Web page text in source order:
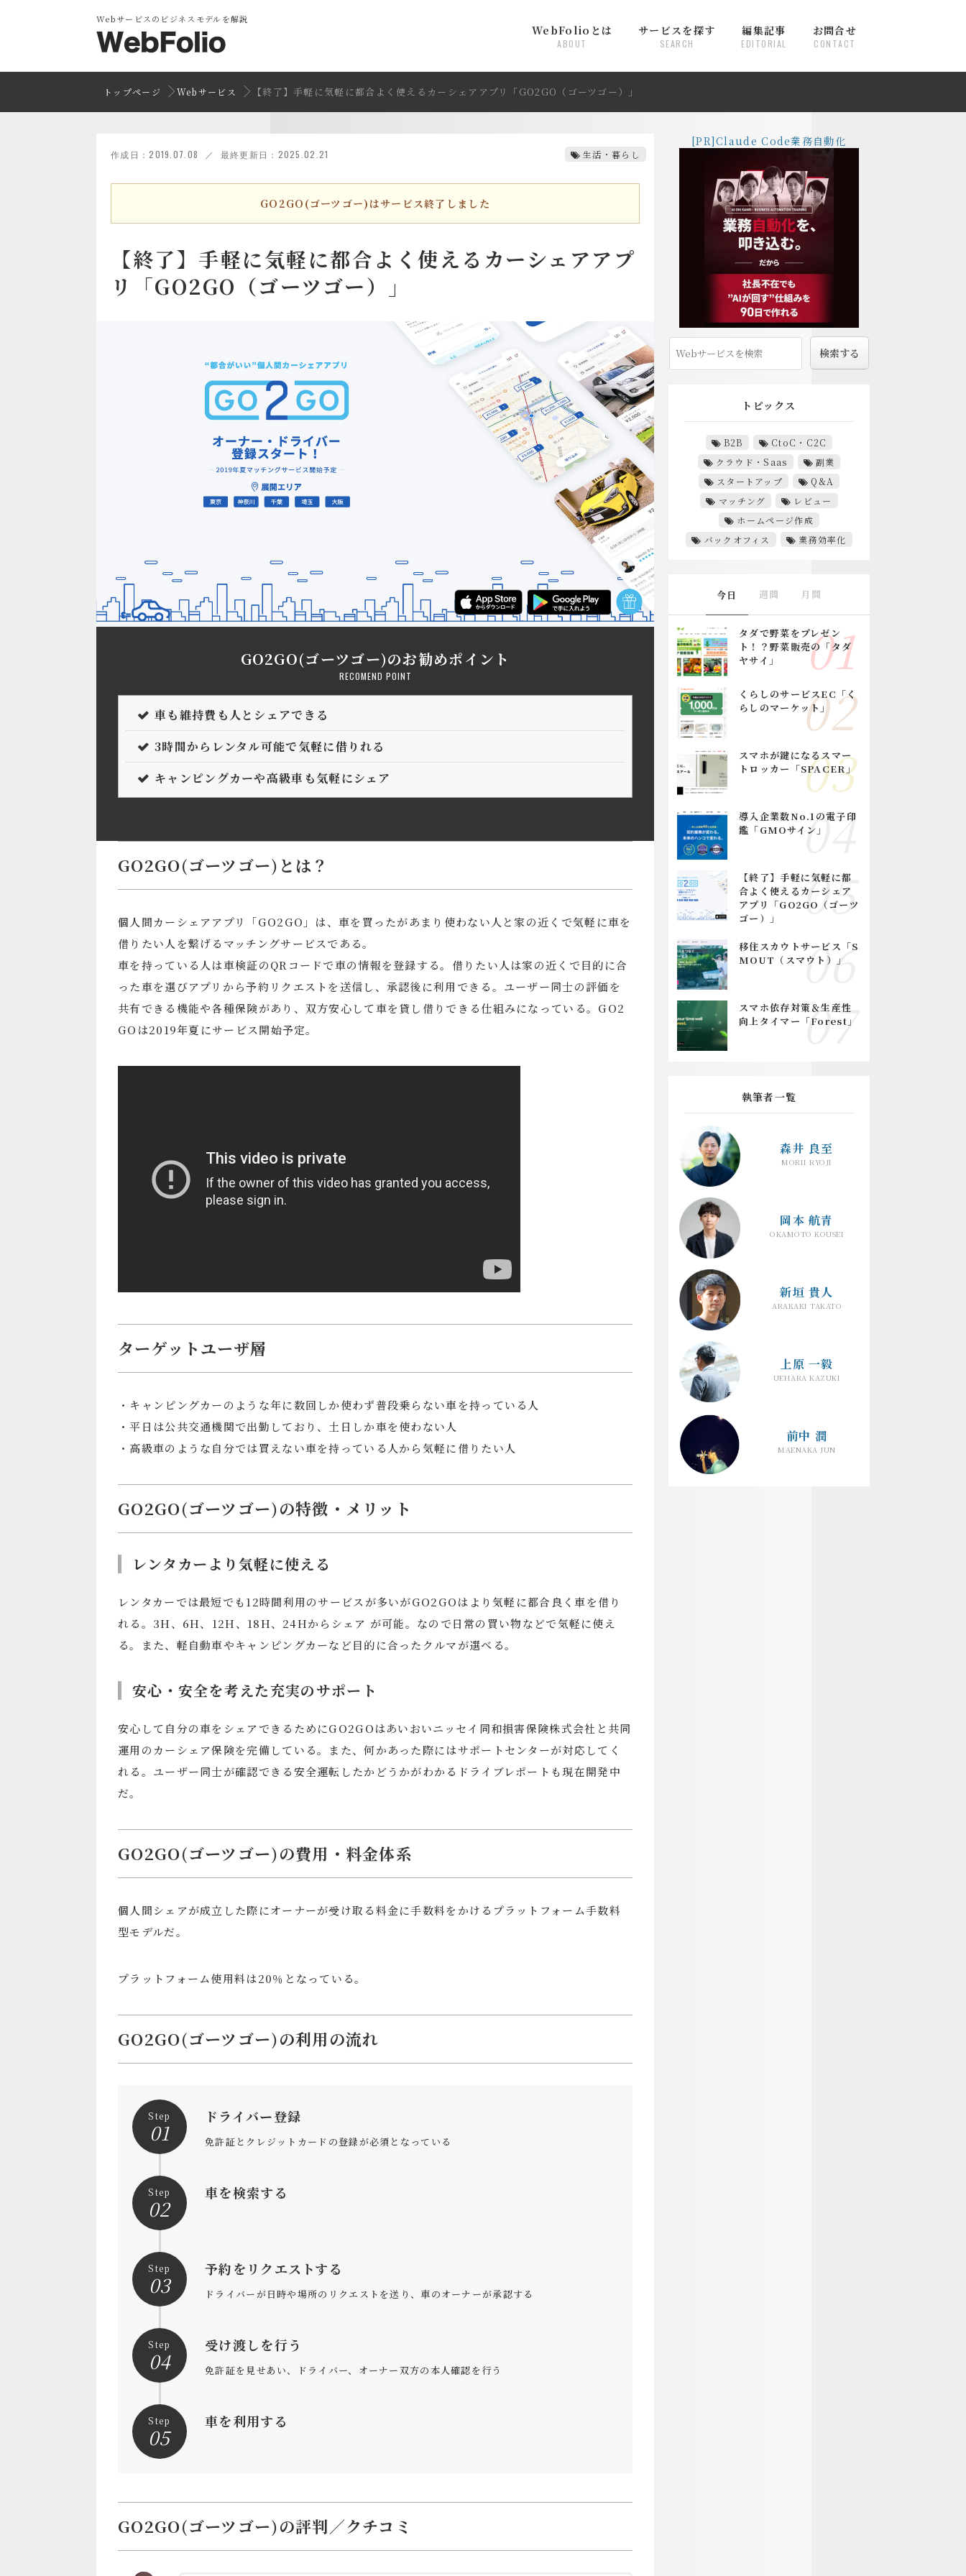
Webサービスのビジネスモデルを解説
WebFolioとは
ABOUT
サービスを探す
SEARCH
編集記事
EDITORIAL
お問合せ
CONTACT
トップページ Webサービス 【終了】手軽に気軽に都合よく使えるカーシェアアプリ「GO2GO（ゴーツゴー）」
作成日：2019.07.08 ／ 最終更新日：2025.02.21 生活・暮らし
GO2GO(ゴーツゴー)はサービス終了しました
【終了】手軽に気軽に都合よく使えるカーシェアアプ
リ「GO2GO（ゴーツゴー）」
GO2GO(ゴーツゴー)のお勧めポイント
RECOMEND POINT
車も維持費も人とシェアできる
3時間からレンタル可能で気軽に借りれる
キャンピングカーや高級車も気軽にシェア
GO2GO(ゴーツゴー)とは？
個人間カーシェアアプリ「GO2GO」は、車を買ったがあまり使わない人と家の近くで気軽に車を
借りたい人を繋げるマッチングサービスである。
車を持っている人は車検証のQRコードで車の情報を登録する。借りたい人は家の近くで目的に合
った車を選びアプリから予約リクエストを送信し、承認後に利用できる。ユーザー同士の評価を
共有できる機能や各種保険があり、双方安心して車を貸し借りできる仕組みになっている。GO2
GOは2019年夏にサービス開始予定。
ターゲットユーザ層
・キャンピングカーのような年に数回しか使わず普段乗らない車を持っている人
・平日は公共交通機関で出勤しており、土日しか車を使わない人
・高級車のような自分では買えない車を持っている人から気軽に借りたい人
GO2GO(ゴーツゴー)の特徴・メリット
レンタカーより気軽に使える
レンタカーでは最短でも12時間利用のサービスが多いがGO2GOはより気軽に都合良く車を借り
れる。3H、6H、12H、18H、24Hからシェア が可能。なので日常の買い物などで気軽に使え
る。また、軽自動車やキャンピングカーなど目的に合ったクルマが選べる。
安心・安全を考えた充実のサポート
安心して自分の車をシェアできるためにGO2GOはあいおいニッセイ同和損害保険株式会社と共同
運用のカーシェア保険を完備している。また、何かあった際にはサポートセンターが対応してく
れる。ユーザー同士が確認できる安全運転したかどうかがわかるドライブレポートも現在開発中
だ。
GO2GO(ゴーツゴー)の費用・料金体系
個人間シェアが成立した際にオーナーが受け取る料金に手数料をかけるプラットフォーム手数料
型モデルだ。
プラットフォーム使用料は20％となっている。
GO2GO(ゴーツゴー)の利用の流れ
Step
01
ドライバー登録
免許証とクレジットカードの登録が必須となっている
Step
02
車を検索する
Step
03
予約をリクエストする
ドライバーが日時や場所のリクエストを送り、車のオーナーが承認する
Step
04
受け渡しを行う
免許証を見せあい、ドライバー、オーナー双方の本人確認を行う
Step
05
車を利用する
GO2GO(ゴーツゴー)の評判／クチコミ
[PR]Claude Code業務自動化
トピックス
B2B
CtoC・C2C
クラウド・Saas
副業
スタートアップ
Q&A
マッチング
レビュー
ホームページ作成
バックオフィス
業務効率化
今日 週間 月間
タダで野菜をプレゼン
ト！？野菜販売の「タダ
ヤサイ」
くらしのサービスEC「く
らしのマーケット」
スマホが鍵になるスマー
トロッカー「SPACER」
導入企業数No.1の電子印
鑑「GMOサイン」
【終了】手軽に気軽に都
合よく使えるカーシェア
アプリ「GO2GO（ゴーツ
ゴー）」
移住スカウトサービス「S
MOUT（スマウト）」
スマホ依存対策＆生産性
向上タイマー「Forest」
執筆者一覧
森井 良至
MORII RYOJI
岡本 航青
OKAMOTO KOUSEI
新垣 貴人
ARAKAKI TAKATO
上原 一毅
UEHARA KAZUKI
前中 潤
MAENAKA JUN